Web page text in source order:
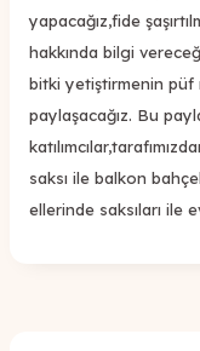
yapacağız,fide
hakkında bilgi
bitki yetiştirmenin püf
paylaşacağız. Bu
saksı ile balkon
ellerinde saksıları ile